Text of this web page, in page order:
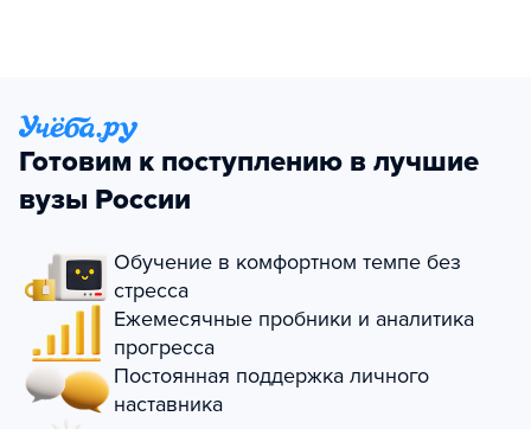
Готовим к поступлению в лучшие
вузы России
Обучение в комфортном темпе без
стресса
Ежемесячные пробники и аналитика
прогресса
Постоянная поддержка личного
наставника